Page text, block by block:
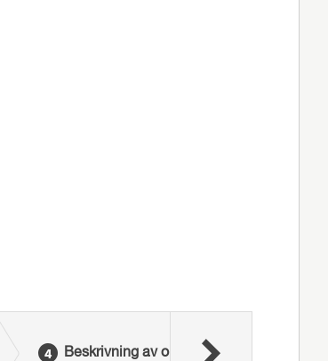
Beskrivning av området där trädet/träden